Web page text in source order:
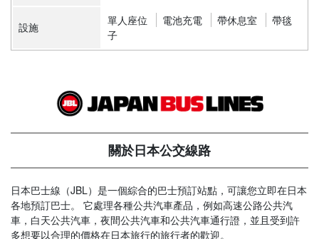
設施 單人座位 電池充電 帶休息室
帶毯
子
關於日本公交線路
日本巴士線（JBL）是一個綜合的巴士預訂站點，可讓您立即在日本
各地預訂巴士。 它處理各種公共汽車產品，例如高速公路公共汽
車，白天公共汽車，夜間公共汽車和公共汽車通行證，並且受到許
多想要以合理的價格在日本旅行的旅行者的歡迎。